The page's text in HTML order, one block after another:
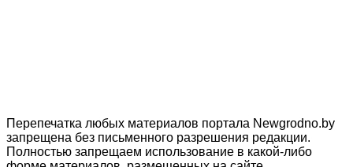
Перепечатка любых материалов портала Newgrodno.by
запрещена без письменного разрешения редакции.
Полностью запрещаем использование в какой-либо